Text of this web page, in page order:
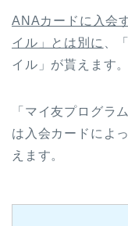
ANAカードに入会
イル」とは別に 、
イル」が貰えます。
「マイ友プログラ
は入会カードによ
えます。